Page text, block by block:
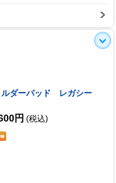
ダーパッド レガシー
円 (税込)